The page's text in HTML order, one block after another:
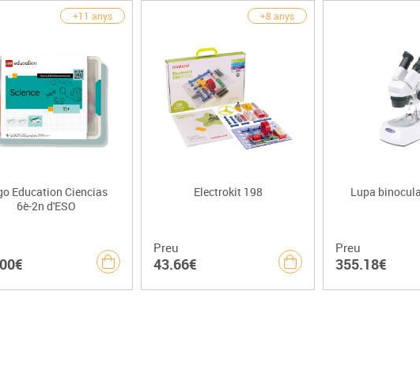
+11 anys
Education Ciencias
6è-2n d'ESO
+8 anys
Electrokit 198
Preu
43.66€
Lupa
Preu
355.18€